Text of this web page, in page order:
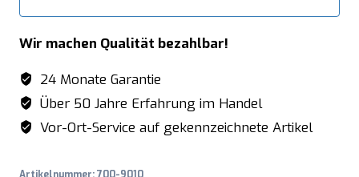
Wir machen Qualität bezahlbar!
24 Monate Garantie
Über 50 Jahre Erfahrung im Handel
Vor-Ort-Service auf gekennzeichnete Artikel